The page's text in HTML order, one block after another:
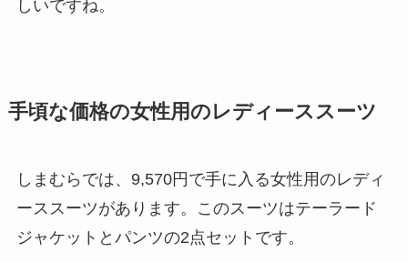
しいですね。
手頃な価格の女性用のレディーススーツ
しまむらでは、9,570円で手に入る女性用のレディ
ーススーツがあります。このスーツはテーラード
ジャケットとパンツの2点セットです。